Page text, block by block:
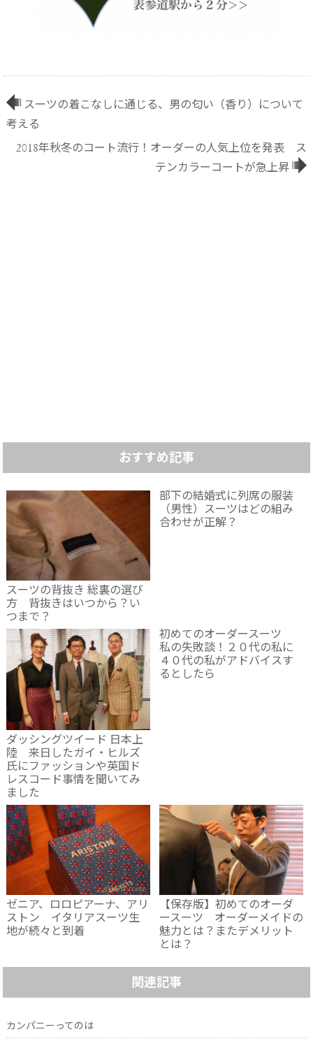
スーツの着こなしに通じる、男の匂い（香り）について
考える
2018年秋冬のコート流行！オーダーの人気上位を発表 ス
テンカラーコートが急上昇
おすすめ記事
スーツの背抜き 総裏の選び
方 背抜きはいつから？い
つまで？
部下の結婚式に列席の服装
（男性）スーツはどの組み
合わせが正解？
ダッシングツイード 日本上
陸 来日したガイ・ヒルズ
氏にファッションや英国ド
レスコード事情を聞いてみ
ました
初めてのオーダースーツ
私の失敗談！２０代の私に
４０代の私がアドバイスす
るとしたら
ゼニア、ロロピアーナ、アリ
ストン イタリアスーツ生
地が続々と到着
【保存版】初めてのオーダ
ースーツ オーダーメイドの
魅力とは？またデメリット
とは？
関連記事
カンパニーってのは